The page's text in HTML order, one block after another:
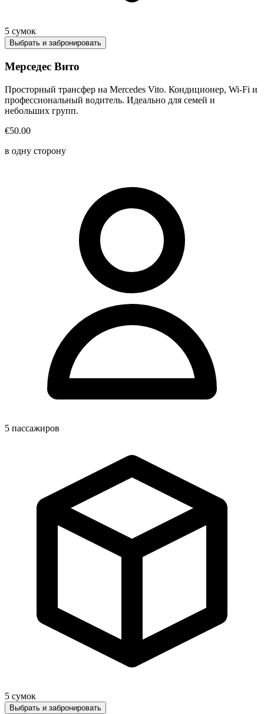
5 сумок
Выбрать и забронировать
Мерседес Вито
Просторный трансфер на Mercedes Vito. Кондиционер, Wi-Fi и
профессиональный водитель. Идеально для семей и
небольших групп.
€50.00
в одну сторону
5 пассажиров
5 сумок
Выбрать и забронировать